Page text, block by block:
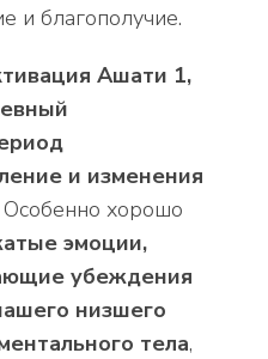
и благополучие.
Ашати 1,
и изменения
Особенно хорошо
эмоции,
убеждения
низшего
тела,